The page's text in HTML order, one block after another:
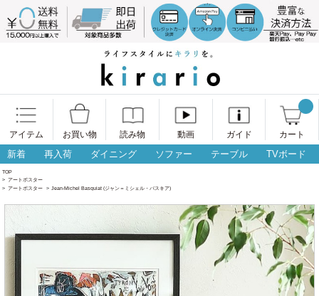
アイテム お買い物 読み物 動画 ガイド カート
新着 再入荷 ダイニング ソファー テーブル TVボード
TOP
> アートポスター
> アートポスター > Jean-Michel Basquiat (ジャン＝ミシェル・バスキア)